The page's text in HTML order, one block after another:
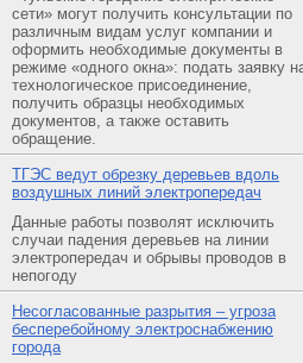
сети» могут получить консультации по
различным видам услуг компании и
оформить необходимые документы в
режиме «одного окна»: подать заявку
технологическое присоединение,
получить образцы необходимых
документов, а также оставить
обращение.
ТГЭС ведут обрезку деревьев вдоль
воздушных линий электропередач
Данные работы позволят исключить
случаи падения деревьев на линии
электропередач и обрывы проводов в
непогоду
Несогласованные разрытия – угроза
бесперебойному электроснабжению
города